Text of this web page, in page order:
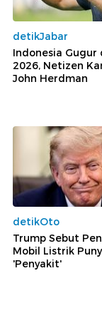
detikJabar
Indonesia Gugur
2026, Netizen
John Herdman
detikOto
Trump Sebut
Mobil Listrik
'Penyakit'